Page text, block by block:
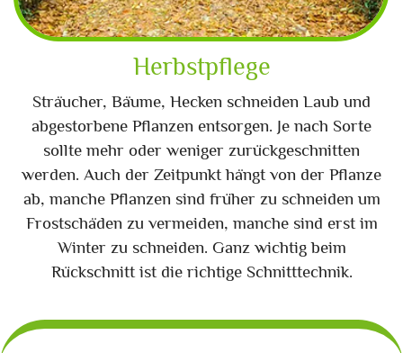
Herbstpflege
Sträucher, Bäume, Hecken schneiden Laub und
abgestorbene Pflanzen entsorgen. Je nach Sorte
sollte mehr oder weniger zurückgeschnitten
werden. Auch der Zeitpunkt hängt von der Pflanze
ab, manche Pflanzen sind früher zu schneiden um
Frostschäden zu vermeiden, manche sind erst im
Winter zu schneiden. Ganz wichtig beim
Rückschnitt ist die richtige Schnitttechnik.